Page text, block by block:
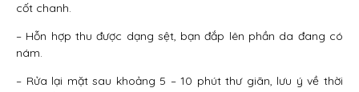
cốt chanh.
– Hỗn hợp thu được dạng sệt, bạn đắp lên phần da đang có
nám.
– Rửa lại mặt sau khoảng 5 – 10 phút thư giãn, lưu ý về thời